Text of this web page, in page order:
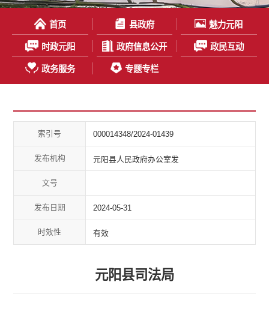
首页 县政府 魅力元阳
时政元阳 政府信息公开 政民互动
政务服务 专题专栏
索引号 000014348/2024-01439
发布机构 元阳县人民政府办公室发
文号
发布日期 2024-05-31
时效性 有效
元阳县司法局